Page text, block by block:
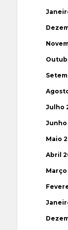
Julho
Junho
Maio
Abril
Março